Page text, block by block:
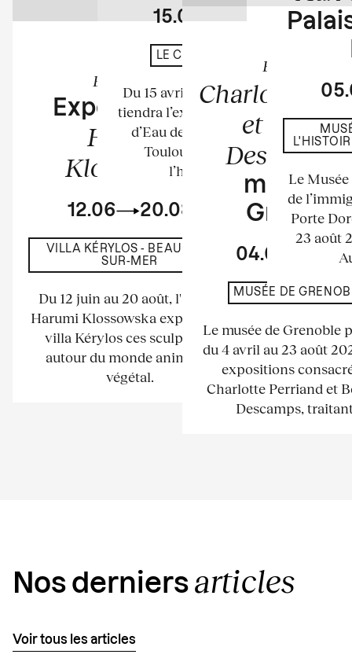
En cours
Exposition
Exposition de
Harumi
Klossowska
12.06 20.08
VILLA KÉRYLOS - BEAULIEU-
SUR-MER
Du 12 juin au 20 août, l'artiste
Harumi Klossowska expose à la
villa Kérylos ces sculptures
autour du monde animal et
végétal.
15.04 23.08
LE CHÂTEAU D'EAU
Du 15 avril au 23 août 2026 se
tiendra l’exposition au Château
d’Eau de l’espace La Tour à
Toulouse. Elle mettra à
l’honneur les...
Exposition
Charlotte
et
Descamps
musée
Grenoble
04.04
MUSÉE DE
Le musée de Grenoble
du 4 avril au 23 août
expositions
Charlotte Perriand et
Descamps,
Le
de
Porte
23 août
Nos derniers articles
Voir tous les articles